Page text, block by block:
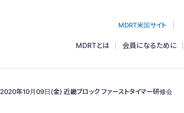
MDRT米国サイト
MDRTとは 会員になるために
2020年10月09日(金) 近畿ブロック ファーストタイマー研修会